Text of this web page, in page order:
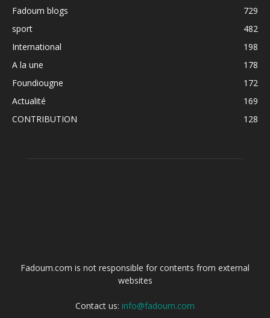
Fadoum blogs
729
sport
482
International
198
A la une
178
Foundiougne
172
Actualité
169
CONTRIBUTION
128
Fadoum.com is not responsible for contents from external
websites
Contact us: info@fadoum.com